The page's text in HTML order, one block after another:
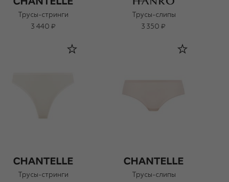
Трусы-стринги
3 440 ₽
Трусы-слипы
3 350 ₽
Трусы-стринги
Трусы-слипы